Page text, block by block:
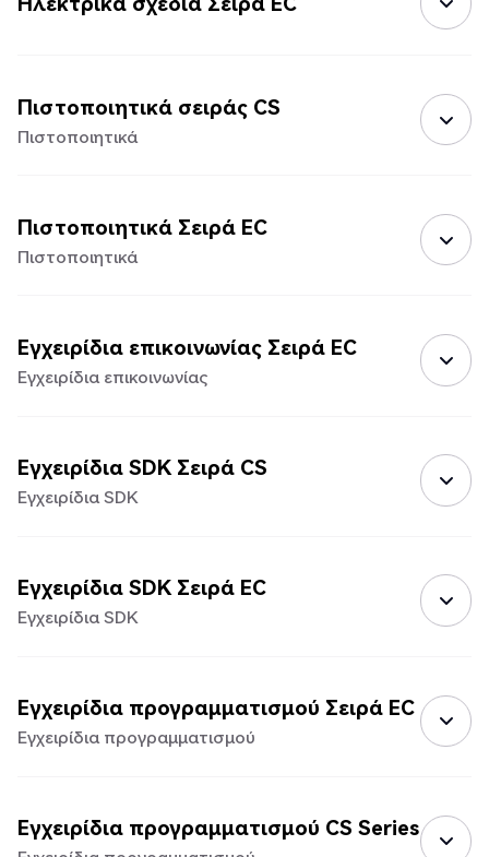
Πιστοποιητικά σειράς CS
Πιστοποιητικά
Πιστοποιητικά Σειρά EC
Πιστοποιητικά
Εγχειρίδια επικοινωνίας Σειρά EC
Εγχειρίδια επικοινωνίας
Εγχειρίδια SDK Σειρά CS
Εγχειρίδια SDK
Εγχειρίδια SDK Σειρά EC
Εγχειρίδια SDK
Εγχειρίδια προγραμματισμού Σειρά EC
Εγχειρίδια προγραμματισμού
Εγχειρίδια προγραμματισμού CS Series